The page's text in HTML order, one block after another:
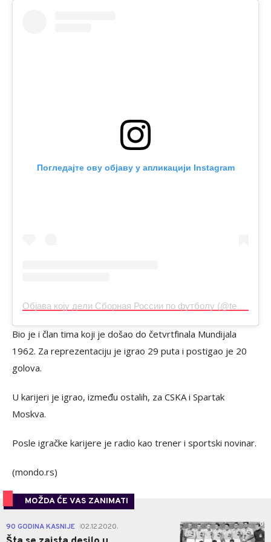
Погледајте ову објаву у апликацији Instagram
Bio je i član tima koji je došao do četvrtfinala Mundijala
1962. Za reprezentaciju je igrao 29 puta i postigao je 20
golova.
U karijeri je igrao, između ostalih, za CSKA i Spartak
Moskva.
Posle igračke karijere je radio kao trener i sportski novinar.
(mondo.rs)
MOŽDA ĆE VAS ZANIMATI
90 GODINA KASNIJE 02.12.2020. 0